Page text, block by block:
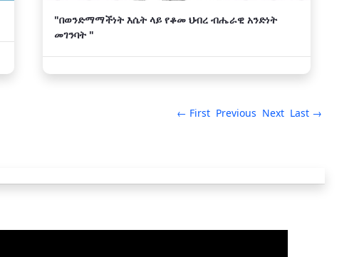
"በወንድማማችነት እሴት ላይ የቆመ ህብረ ብሔራዊ አንድነት
መገንባት "
← First Previous Next Last →